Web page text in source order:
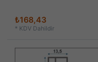
₺168,43
* KDV Dahildir